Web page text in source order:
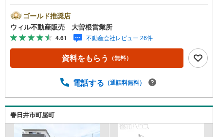
区、守山区の直接のご売却依頼を数多くいただいている不
動産仲介会社です。ネット上で分かる立地環境はもちろ
ん、過去にお任せいただいたお客様に現地の生の声をもと
に住戸環境を提案致します。＼平日のお住まい探しの方へ/
弊社では平日にご内覧・契約など平日にお住まい探しをさ
れるお客様にサービスをご用意しています。＼お仕事で忙
事前にご予約頂きましたら営業時間外でのご内覧もご対応
動産業者間で不動産情報が共有されているので、名古屋市
全域や、その他隣接エリアでもご内覧が可能です！ 【大曽
根営業所】○地下鉄名城線、JR中央線「大曽根」駅徒歩1分
○お子様が遊べるキッズスペースあり○定休日ございません
ゴールド推奨店
ウィル不動産販売 大曽根営業所
4.61 不動産会社レビュー 26件
資料をもらう （無料）
電話する （通話料無料）
春日井市町屋町